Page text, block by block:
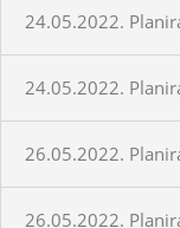
24.05.2022.
24.05.2022.
26.05.2022.
26.05.2022.